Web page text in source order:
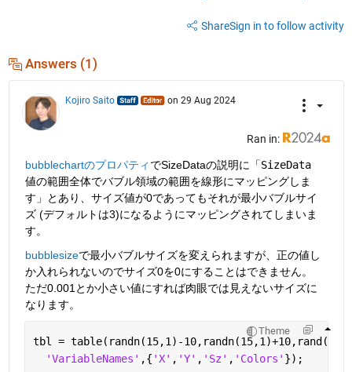
ShareSign in to follow activity
Answers (1)
Kojiro Saito on 29 Aug 2024
Ran in:
bubblechartのプロパティ でSizeDataの説明に「SizeData
値の範囲全体でバブル領域の範囲を線形にマッピングしま
す」とあり、サイズ値が0であってもそれが最小バブルサイ
ズ (デフォルトは3)になるようにマッピングされてしまいま
す。
bubblesizeで最小バブルサイズを変えられますが、正の値し
か入れられないのでサイズ0を0にすることはできません。
ただ0.001とか小さい値にすれば肉眼では見えないサイズに
なります。
Theme
tbl = table(randn(15,1)-
'VariableNames' ,{ 'X' , 'Y' , 'Sz' , 'Colors' });